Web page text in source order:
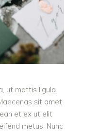
ut mattis ligula.
sit amet
et ex ut elit
metus. Nunc